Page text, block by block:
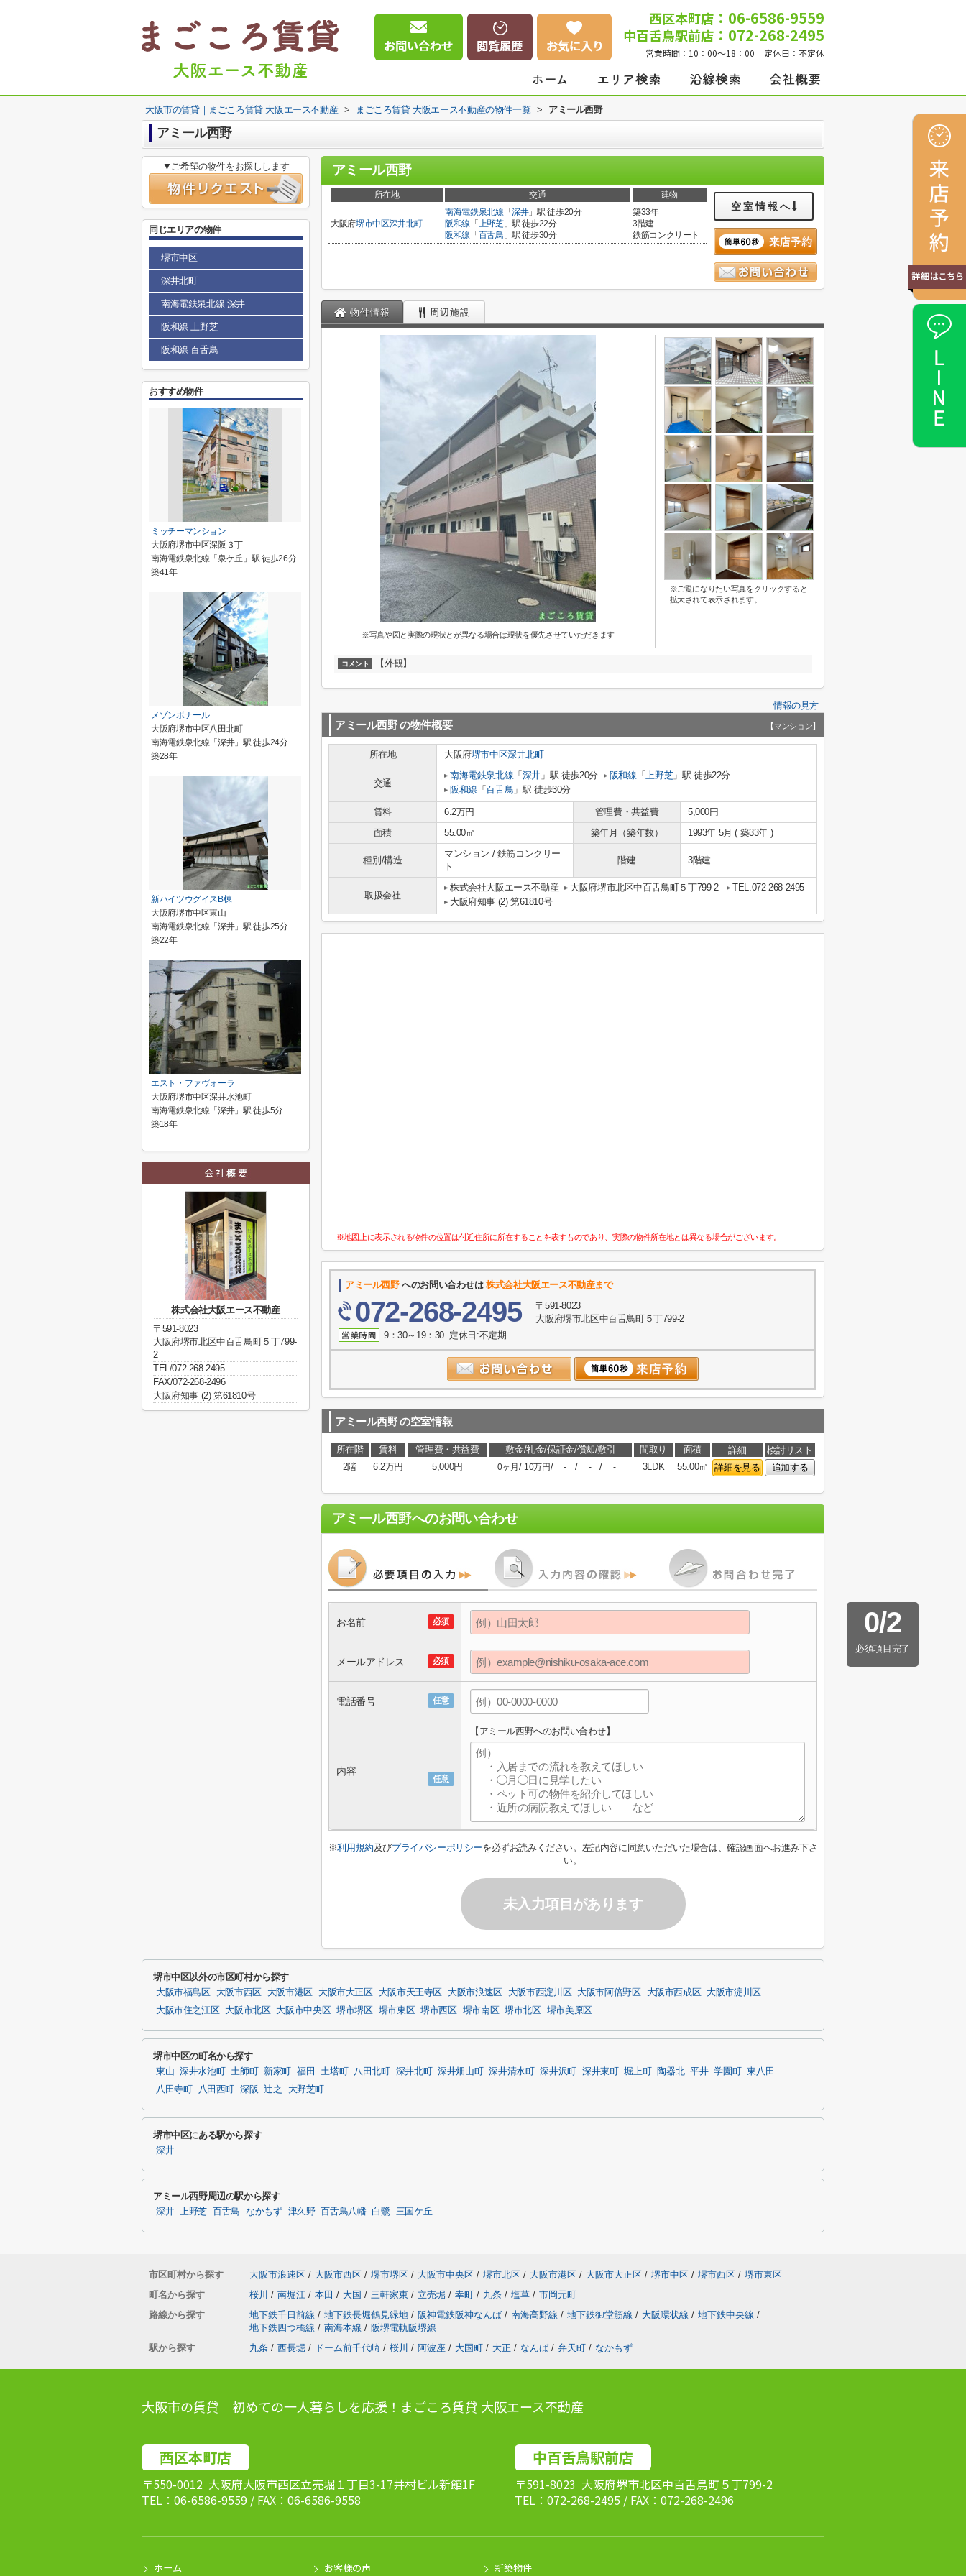
西区本町店 ：06-6586-9559
中百舌鳥駅前店 ：072-268-2495
営業時間： 10：00～18：00 定休日： 不定休
大阪市の賃貸｜まごころ賃貸 大阪エース不動産 > まごころ賃貸 大阪エース不動産の物件一覧 > アミール西野
アミール西野
アミール西野
所在地 交通 建物
大阪府堺市中区深井北町
南海電鉄泉北線 「深井」駅 徒歩20分
阪和線 「 上野芝」駅 徒歩22分
阪和線 「 百舌鳥 」駅 徒歩30分
築33年
3階建
鉄筋コンクリート
空室情報へ
物件情報 周辺施設
※写真や図と実際の現状とが異なる場合は現状を優先させていただきます
※ご覧になりたい写真をクリックすると
拡大されて表示されます。
コメント 【外観】
情報の見方
アミール西野 の物件概要 【マンション】
所在地 大阪府堺市中区深井北町
交通
南海電鉄泉北線 「 深井 」駅 徒歩20分 阪和線 「上野芝」駅 徒歩22分
阪和線 「百舌鳥 」駅 徒歩30分
賃料 6.2万円 管理費・共益費
5,000円
面積
55.00㎡ 築年月（築年数） 1993年 5月 ( 築33年 )
種別/構造
マンション / 鉄筋コンクリー
ト
階建 3階建
取扱会社
株式会社大阪エース不動産 大阪府堺市北区中百舌鳥町５丁799-2
TEL:072-268-2495
大阪府知事 (2) 第61810号
※地図上に表示される物件の位置は付近住所に所在することを表すものであり、実際の物件所在地とは異なる場合がございます。
アミール西野へのお問い合わせは株式会社大阪エース不動産まで
072-268-2495
〒591-8023
大阪府堺市北区中百舌鳥町５丁799-2
9：30～19：30 定休日:不定期
アミール西野 の空室情報
所在階 賃料 管理費・共益費 敷金/礼金/保証金/償却/敷引 間取り 面積 詳細
検討リスト
2階
6.2万円 5,000円 0ヶ月 / 10万円/ - / - / - 3LDK 55.00㎡ 詳細を見る 追加する
アミール西野へのお問い合わせ
0/2
必須項目完了
必須
お名前
必須
メールアドレス
任意
電話番号
任意
内容
【アミール西野へのお問い合わせ】
※利用規約及びプライバシーポリシーを必ずお読みください。左記内容に同意いただいた場合は、確認画面へお進み下さ
い。
未入力項目があります
▼ご希望の物件をお探しします
同じエリアの物件
堺市中区
深井北町
南海電鉄泉北線 深井
阪和線 上野芝
阪和線 百舌鳥
おすすめ物件
ミッチーマンション
大阪府堺市中区深阪３丁
南海電鉄泉北線「泉ケ丘」駅 徒歩26分
築41年
メゾンボナール
大阪府堺市中区八田北町
南海電鉄泉北線「深井」駅 徒歩24分
築28年
新ハイツウグイスB棟
大阪府堺市中区東山
南海電鉄泉北線「深井」駅 徒歩25分
築22年
エスト・ファヴォーラ
大阪府堺市中区深井水池町
南海電鉄泉北線「深井」駅 徒歩5分
築18年
株式会社大阪エース不動産
〒591-8023
大阪府堺市北区中百舌鳥町５丁799-
2
TEL/072-268-2495
FAX/072-268-2496
大阪府知事 (2) 第61810号
堺市中区以外の市区町村から探す
大阪市福島区 大阪市西区 大阪市港区 大阪市大正区 大阪市天王寺区 大阪市浪速区 大阪市西淀川区 大阪市阿倍野区 大阪市西成区
大阪市淀川区
大阪市住之江区
大阪市北区 大阪市中央区 堺市堺区 堺市東区 堺市西区 堺市南区 堺市北区 堺市美原区
堺市中区の町名から探す
東山 深井水池町 土師町 新家町 福田 土塔町 八田北町 深井北町 深井畑山町 深井清水町 深井沢町 深井東町 堀上町 陶器北 平井 学園町
東八田
八田寺町
八田西町 深阪 辻之 大野芝町
堺市中区にある駅から探す
深井
アミール西野周辺の駅から探す
深井 上野芝 百舌鳥 なかもず 津久野 百舌鳥八幡 白鷺 三国ケ丘
市区町村から探す 大阪市浪速区 / 大阪市西区 / 堺市堺区 / 大阪市中央区 / 堺市北区 / 大阪市港区 / 大阪市大正区 / 堺市中区 / 堺市西区 / 堺市東区
町名から探す
桜川 / 南堀江 / 本田 / 大国 / 三軒家東 / 立売堀 / 幸町 / 九条 / 塩草 / 市岡元町
路線から探す
地下鉄千日前線 / 地下鉄長堀鶴見緑地 / 阪神電鉄阪神なんば / 南海高野線 / 地下鉄御堂筋線 / 大阪環状線 / 地下鉄中央線 /
地下鉄四つ橋線 / 南海本線 / 阪堺電軌阪堺線
駅から探す
九条 / 西長堀 / ドーム前千代崎 / 桜川 / 阿波座 / 大国町 / 大正 / なんば / 弁天町 / なかもず
大阪市の賃貸｜初めての一人暮らしを応援！まごころ賃貸 大阪エース不動産
西区本町店
〒550-0012 大阪府大阪市西区立売堀１丁目3-17井村ビル新館1F
TEL：06-6586-9559 / FAX：06-6586-9558
中百舌鳥駅前店
〒591-8023 大阪府堺市北区中百舌鳥町５丁799-2
TEL：072-268-2495 / FAX：072-268-2496
ホーム お客様の声 新築物件